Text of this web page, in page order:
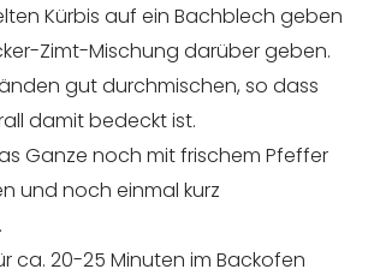
Kürbis auf ein Bachblech geben
Zimt-Mischung darüber geben.
gut durchmischen, so dass
damit bedeckt ist.
Ganze noch mit frischem Pfeffer
und noch einmal kurz
ca. 20-25 Minuten im Backofen